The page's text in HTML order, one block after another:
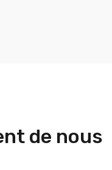
de nous